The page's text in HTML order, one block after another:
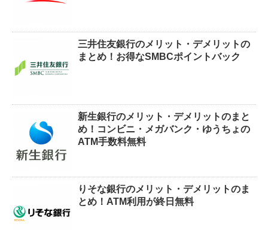
三井住友銀行のメリット・デメリットの
まとめ！お得なSMBCポイントバック
新生銀行のメリット・デメリットのまと
め！コンビニ・メガバンク・ゆうちょの
ATM手数料無料
りそな銀行のメリット・デメリットのま
とめ！ATM利用が終日無料